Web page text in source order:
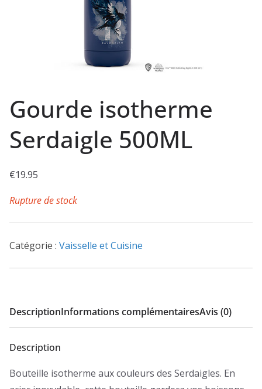
Gourde isotherme
Serdaigle 500ML
€19.95
Rupture de stock
Catégorie : Vaisselle et Cuisine
DescriptionInformations complémentairesAvis (0)
Description
Bouteille isotherme aux couleurs des Serdaigles. En